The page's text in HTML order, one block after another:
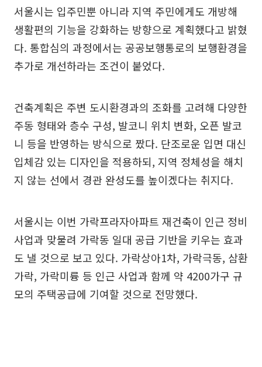
서울시는 입주민뿐 아니라 지역 주민에게도 개방해
생활편의 기능을 강화하는 방향으로 계획했다고 밝혔
다. 통합심의 과정에서는 공공보행통로의 보행환경을
추가로 개선하라는 조건이 붙었다.
건축계획은 주변 도시환경과의 조화를 고려해 다양한
주동 형태와 층수 구성, 발코니 위치 변화, 오픈 발코
니 등을 반영하는 방식으로 짰다. 단조로운 입면 대신
입체감 있는 디자인을 적용하되, 지역 정체성을 해치
지 않는 선에서 경관 완성도를 높이겠다는 취지다.
서울시는 이번 가락프라자아파트 재건축이 인근 정비
사업과 맞물려 가락동 일대 공급 기반을 키우는 효과
도 낼 것으로 보고 있다. 가락상아1차, 가락극동, 삼환
가락, 가락미륭 등 인근 사업과 함께 약 4200가구 규
모의 주택공급에 기여할 것으로 전망했다.